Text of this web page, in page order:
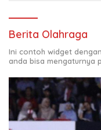
Berita Olahraga
Ini contoh widget
anda bisa mengaturnya